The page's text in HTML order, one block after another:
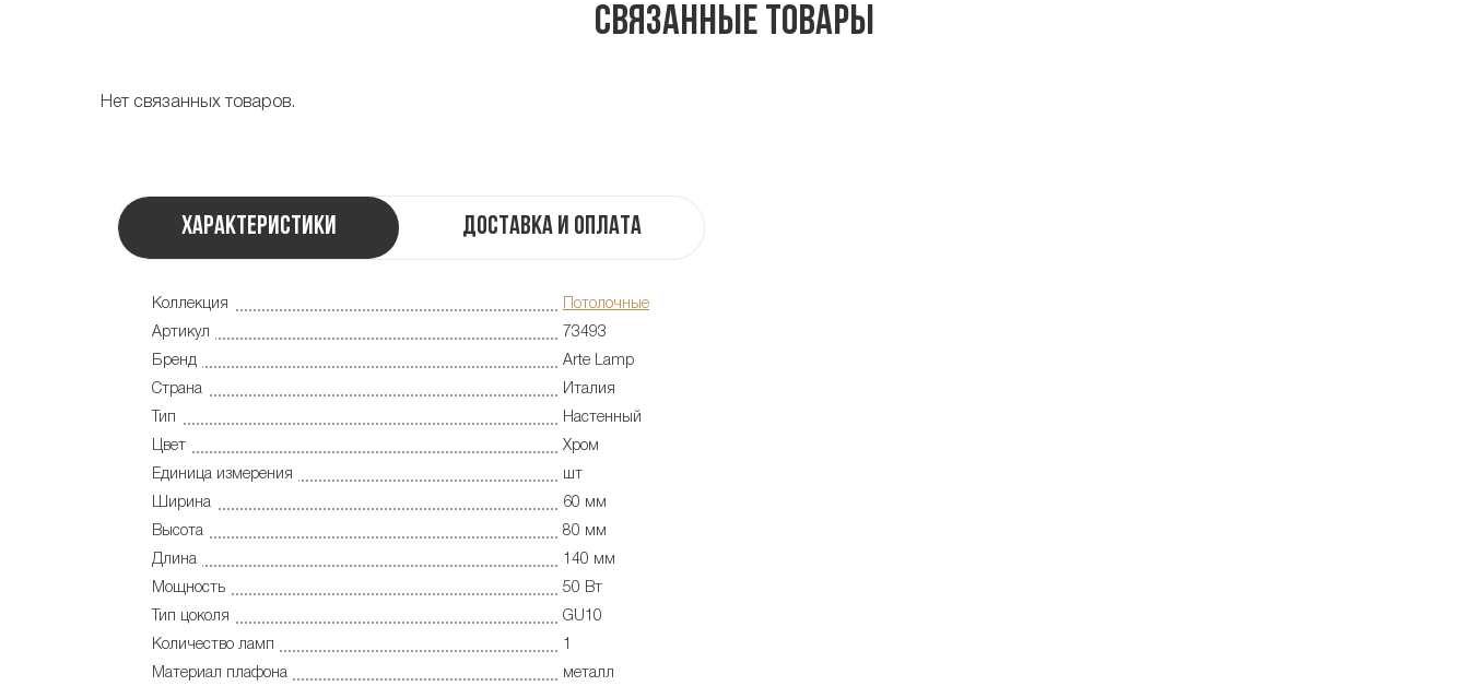
Связанные товары
Нет связанных товаров.
Характеристики Доставка и оплата
Коллекция
Потолочные
Артикул
73493
Бренд
Arte Lamp
Страна
Италия
Тип
Настенный
Цвет
Хром
Единица измерения
шт
Ширина
60 мм
Высота
80 мм
Длина
140 мм
Мощность
50 Вт
Тип цоколя
GU10
Количество ламп
1
Материал плафона
металл